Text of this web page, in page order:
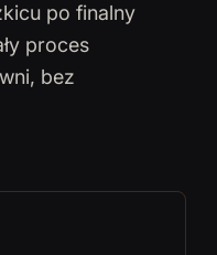
po finalny
proces
bez